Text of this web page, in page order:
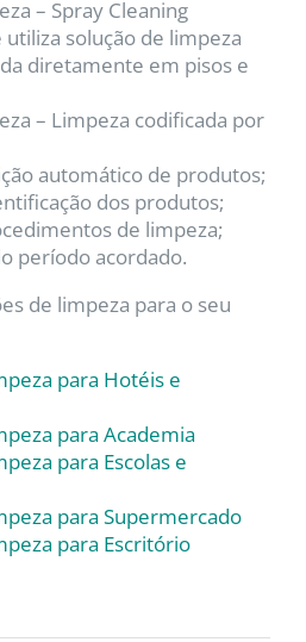
– Spray Cleaning
solução de limpeza
diretamente em pisos e
– Limpeza codificada por
automático de produtos;
dos produtos;
de limpeza;
período acordado.
de limpeza para o seu
para Hotéis e
para Academia
para Escolas e
para Supermercado
para Escritório